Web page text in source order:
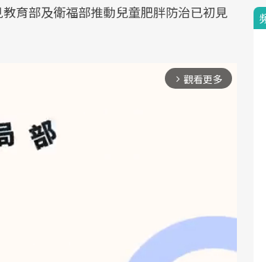
育部及衛福部推動兒童肥胖防治已初見
arrow_forward_ios 觀看更多